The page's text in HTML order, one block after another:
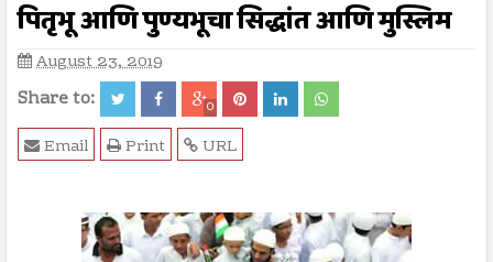
पितृभू आणि पुण्यभूचा सिद्धांत आणि मुस्लिम
August 23, 2019
Share to: 0
URL
Print
Email